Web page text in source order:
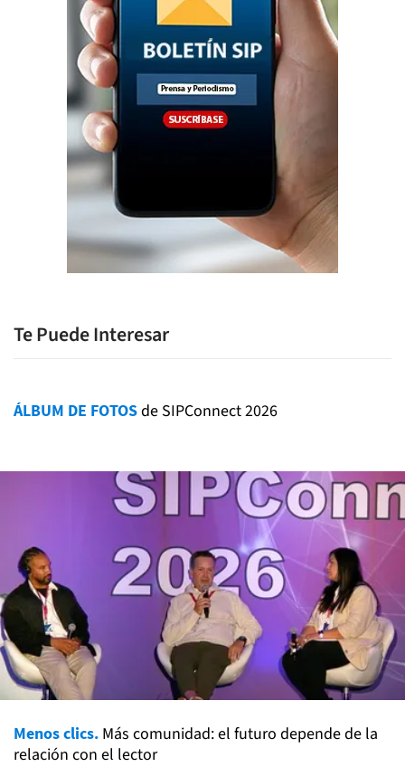
Te Puede Interesar
ÁLBUM DE FOTOSde SIPConnect 2026
Menos clics. Más comunidad: el futuro depende de la
relación con el lector